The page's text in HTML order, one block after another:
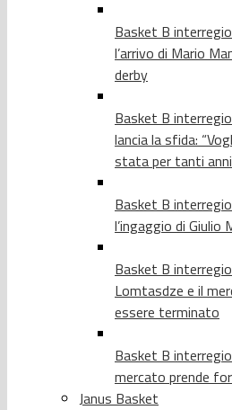
Basket B
l’arrivo di Mario
derby
Basket B
lancia la sfida:
stata per tanti
Basket B
l’ingaggio di Giulio
Basket B
Lomtasdze e il
essere terminato
Basket B
mercato prende
Janus Basket